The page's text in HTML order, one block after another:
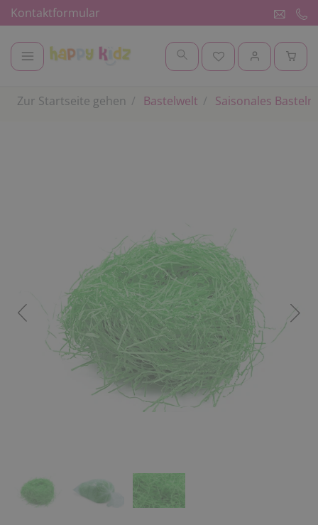
Kontaktformular
Zur Startseite gehen Bastelwelt Saisonales Basteln